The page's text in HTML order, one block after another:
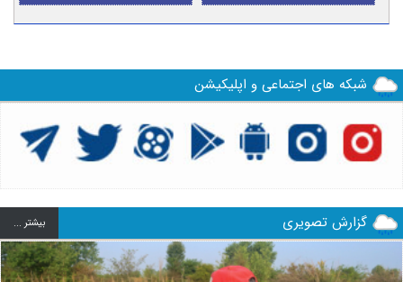
شبکه های اجتماعی و اپلیکیشن
گزارش تصویری بيشتر ...